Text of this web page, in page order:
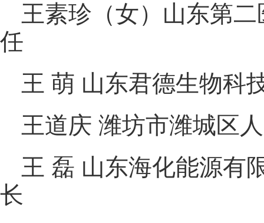
王素珍（女）山东第
任
王 萌 山东君德生物科
王道庆 潍坊市潍城区
王 磊 山东海化能源有
长